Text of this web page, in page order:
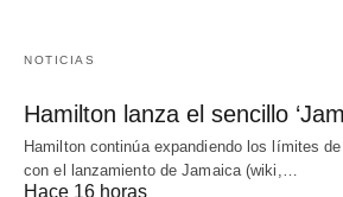
NOTICIAS
Hamilton lanza el sencillo
Hamilton continúa expandiendo los límites
con el lanzamiento de Jamaica (wiki,…
Hace 16 horas